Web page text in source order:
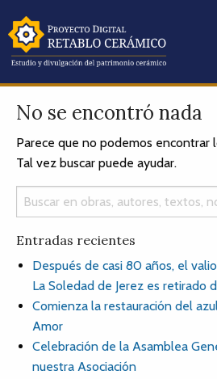
No se encontró nada
Parece que no podemos encontrar
Tal vez buscar puede ayudar.
Entradas recientes
Después de casi 80 años, el
La Soledad de Jerez es retirado
Comienza la restauración del
Amor
Celebración de la Asamblea
nuestra Asociación